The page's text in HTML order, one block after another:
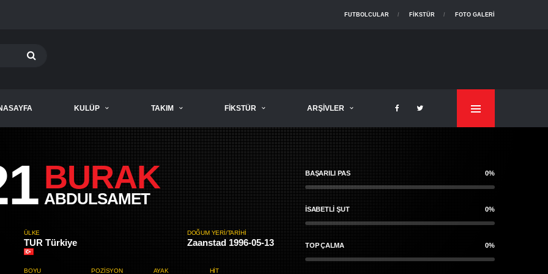
FOTO GALERI
FIKSTÜR
FUTBOLCULAR
KULÜP TAKIM FIKSTÜR ARŞIVLER
BURAK
ABDULSAMET
ÜLKE
TUR Türkiye
DOĞUM YERI/TARIHI
Zaanstad 1996-05-13
BOYU POZISYON AYAK HIT
BAŞARILI PAS 0%
İSABETLI ŞUT 0%
TOP ÇALMA 0%